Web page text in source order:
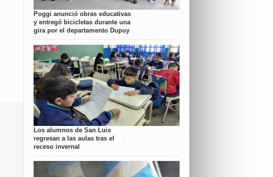
Poggi anunció obras educativas
y entregó bicicletas durante una
gira por el departamento Dupuy
Los alumnos de San Luis
regresan a las aulas tras el
receso invernal